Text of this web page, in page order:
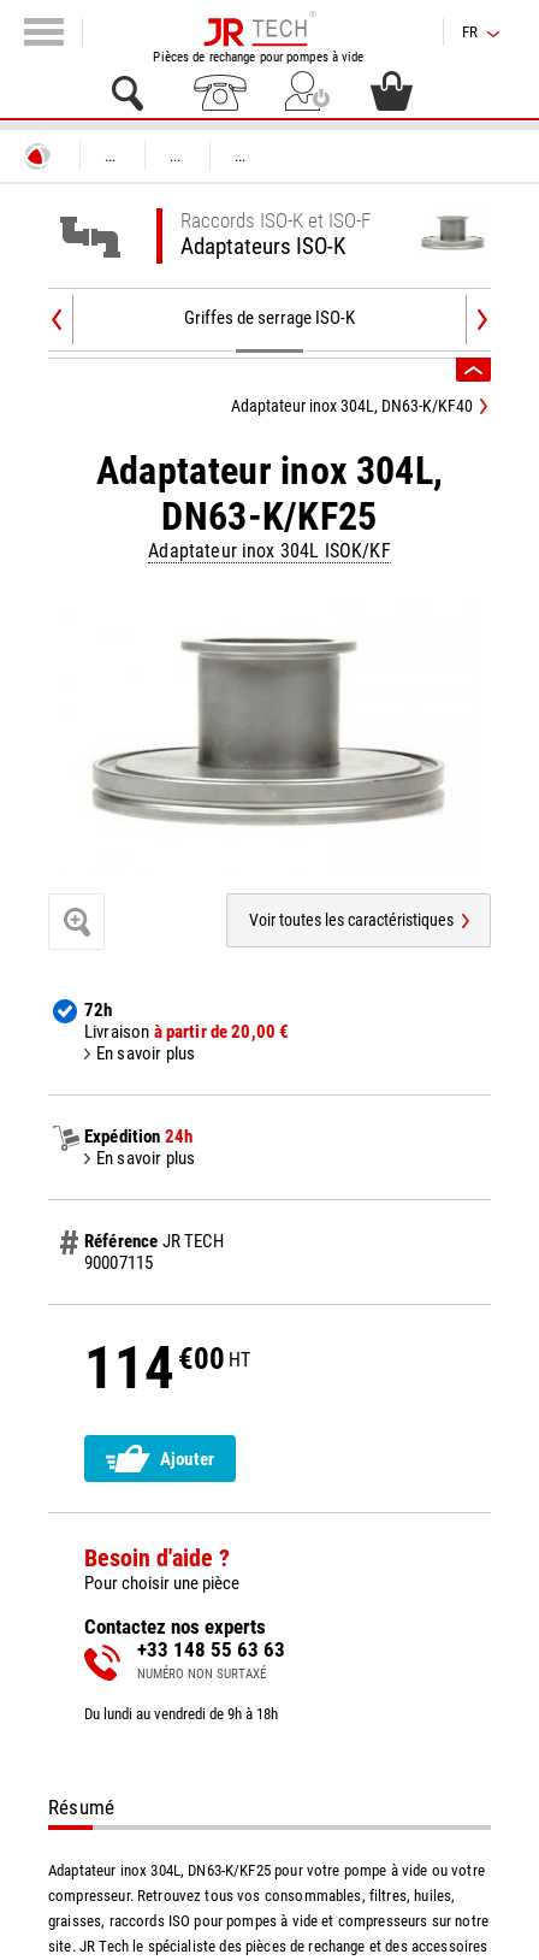
Pièces de rechange pour pompes à vide
FR
... ... ...
Raccords ISO-K et ISO-F
Adaptateurs ISO-K
Griffes de serrage ISO-K
Adaptateur inox 304L,
DN63-K/KF25
Adaptateur inox 304L ISOK/KF
Adaptateur inox 304L, DN63-K/KF40
Voir toutes les caractéristiques
72h
Livraison à partir de 20,00 €
En savoir plus
Expédition 24h
En savoir plus
Référence JR TECH
90007115
114€00 HT
Ajouter
Besoin d'aide ?
Pour choisir une pièce
Contactez nos experts
+33 148 55 63 63
NUMÉRO NON SURTAXÉ
Du lundi au vendredi de 9h à 18h
Résumé
Adaptateur inox 304L, DN63-K/KF25 pour votre pompe à vide ou votre
compresseur. Retrouvez tous vos consommables, filtres, huiles,
graisses, raccords ISO pour pompes à vide et compresseurs sur notre
site. JR Tech le spécialiste des pièces de rechange et des accessoires